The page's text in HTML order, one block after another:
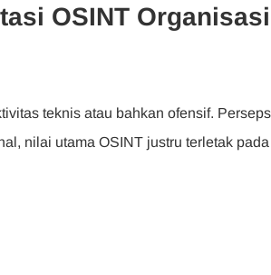
OSINT
teknis atau bahkan ofensif.
nilai utama OSINT justru terletak